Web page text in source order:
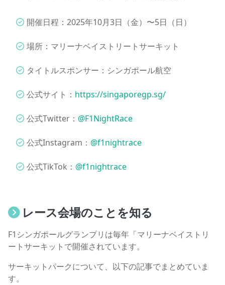
開催日程：2025年10月3日（金）〜5日（日）
場所：マリーナベイストリートサーキット
タイトルスポンサー：シンガポール航空
公式サイト： https://singaporegp.sg/
公式Twitter： @F1NightRace
公式Instagram： @f1nightrace
公式TikTok： @f1nightrace
レース会場のことを知る
F1シンガポールグランプリは毎年「マリーナベイストリ
ートサーキットで開催されています。
サーキットパークについて、以下の記事でまとめていま
す。